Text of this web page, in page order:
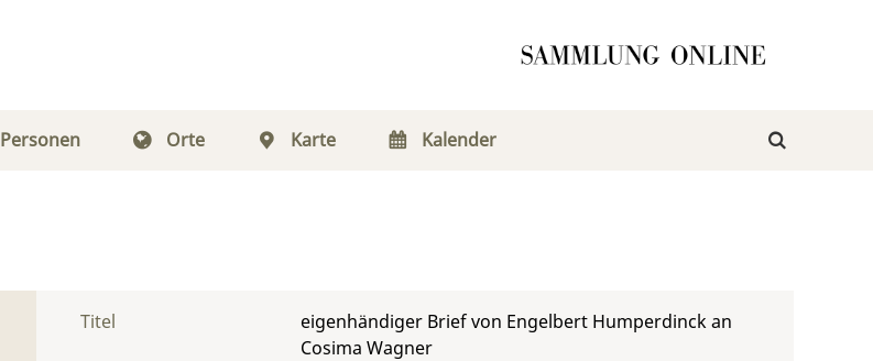
Personen Orte Karte Kalender
Titel
eigenhändiger Brief von Engelbert Humperdinck an
Cosima Wagner